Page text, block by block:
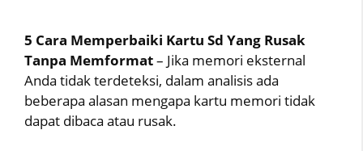
5 Cara Memperbaiki Kartu Sd Yang Rusak
Tanpa Memformat– Jika memori eksternal
Anda tidak terdeteksi, dalam analisis ada
beberapa alasan mengapa kartu memori tidak
dapat dibaca atau rusak.